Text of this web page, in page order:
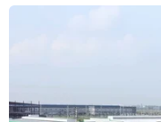
Bộ đội biên phòng